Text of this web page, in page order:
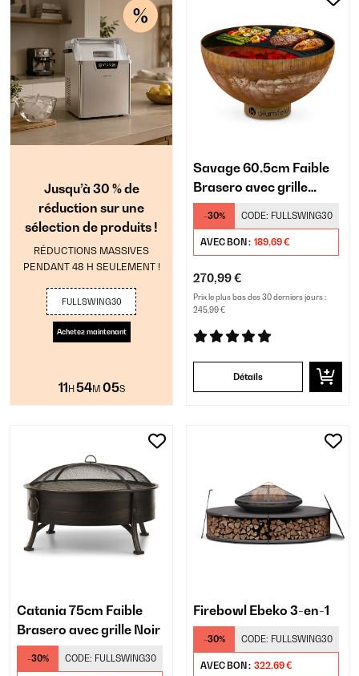
Jusqu’à 30 % de
réduction sur une
sélection de produits !
RÉDUCTIONS MASSIVES
PENDANT 48 H SEULEMENT !
FULLSWING30
Achetez maintenant
11 H 54M 04S
Savage 60.5cm Faible
Brasero avec grille
Rouiller
-30% CODE: FULLSWING30
AVEC BON : 189,69 €
270,99 €
Prix le plus bas des 30 derniers jours :
245,99 €
Détails
Catania 75cm Faible
Brasero avec grille Noir
-30% CODE: FULLSWING30
Firebowl Ebeko 3-en-1
-30% CODE: FULLSWING30
AVEC BON : 322,69 €